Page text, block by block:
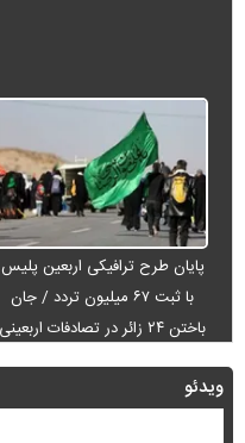
پایان طرح ترافیکی اربعین پلیس
با ثبت ۶۷ میلیون تردد / جان
باختن ۲۴ زائر در تصادفات اربعینی
ویدئو